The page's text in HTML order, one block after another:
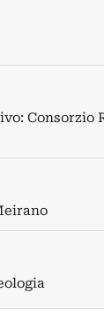
Consorzio